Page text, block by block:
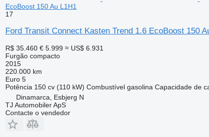
EcoBoost 150 Au L1H1
17
Ford Transit Connect Kasten Trend 1.6 EcoBoost 150
R$ 35.460 € 5.999 ≈ US$ 6.931
Furgão compacto
2015
220.000 km
Euro 5
Potência 150 cv (110 kW) Combustível gasolina Capacidade de
Dinamarca, Esbjerg N
TJ Automobiler ApS
Contacte o vendedor